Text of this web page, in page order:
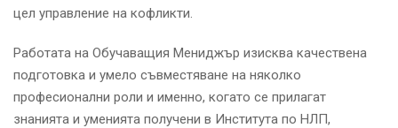
цел управление на кофликти.
Работата на Обучаващия Мениджър изисква качествена
подготовка и умело съвместяване на няколко
професионални роли и именно, когато се прилагат
знанията и уменията получени в Института по НЛП,